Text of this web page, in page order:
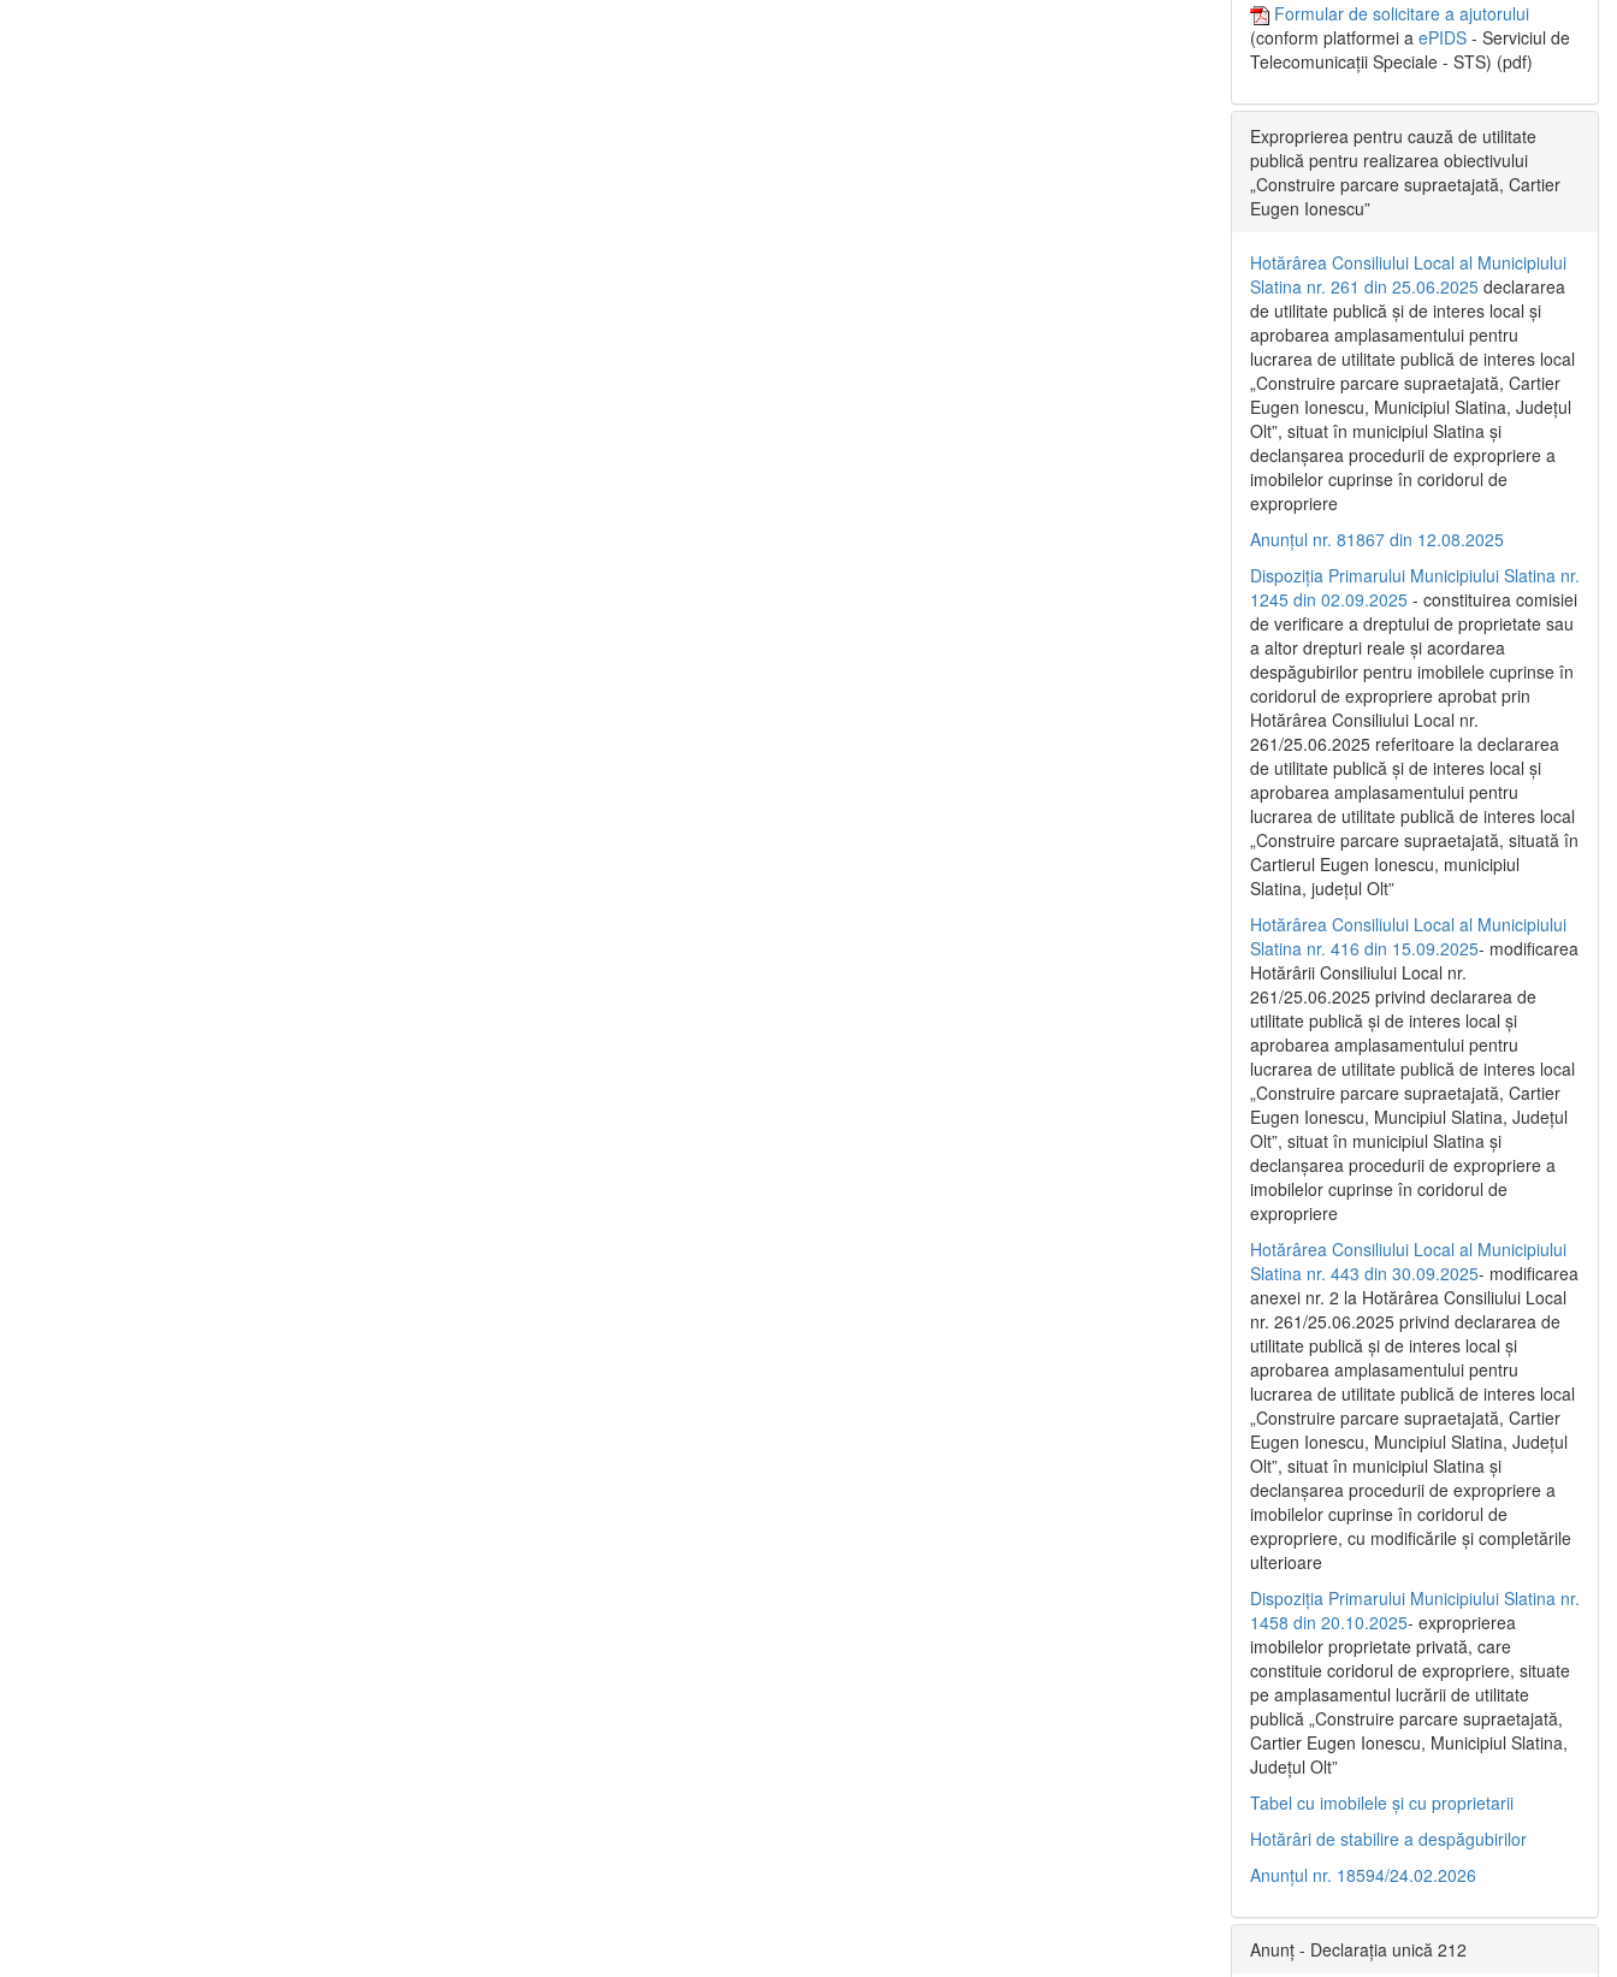
Formular de solicitare a ajutorului
(conform platformei a ePIDS - Serviciul de
Telecomunicații Speciale - STS) (pdf)
Exproprierea pentru cauză de utilitate
publică pentru realizarea obiectivului
„Construire parcare supraetajată, Cartier
Eugen Ionescu”
Hotărârea Consiliului Local al Municipiului
Slatina nr. 261 din 25.06.2025 declararea
de utilitate publică și de interes local și
aprobarea amplasamentului pentru
lucrarea de utilitate publică de interes local
„Construire parcare supraetajată, Cartier
Eugen Ionescu, Municipiul Slatina, Județul
Olt”, situat în municipiul Slatina și
declanșarea procedurii de expropriere a
imobilelor cuprinse în coridorul de
expropriere
Anunțul nr. 81867 din 12.08.2025
Dispoziția Primarului Municipiului Slatina nr.
1245 din 02.09.2025 - constituirea comisiei
de verificare a dreptului de proprietate sau
a altor drepturi reale și acordarea
despăgubirilor pentru imobilele cuprinse în
coridorul de expropriere aprobat prin
Hotărârea Consiliului Local nr.
261/25.06.2025 referitoare la declararea
de utilitate publică și de interes local și
aprobarea amplasamentului pentru
lucrarea de utilitate publică de interes local
„Construire parcare supraetajată, situată în
Cartierul Eugen Ionescu, municipiul
Slatina, județul Olt”
Hotărârea Consiliului Local al Municipiului
Slatina nr. 416 din 15.09.2025- modificarea
Hotărârii Consiliului Local nr.
261/25.06.2025 privind declararea de
utilitate publică și de interes local și
aprobarea amplasamentului pentru
lucrarea de utilitate publică de interes local
„Construire parcare supraetajată, Cartier
Eugen Ionescu, Muncipiul Slatina, Județul
Olt”, situat în municipiul Slatina și
declanșarea procedurii de expropriere a
imobilelor cuprinse în coridorul de
expropriere
Hotărârea Consiliului Local al Municipiului
Slatina nr. 443 din 30.09.2025- modificarea
anexei nr. 2 la Hotărârea Consiliului Local
nr. 261/25.06.2025 privind declararea de
utilitate publică şi de interes local şi
aprobarea amplasamentului pentru
lucrarea de utilitate publică de interes local
„Construire parcare supraetajată, Cartier
Eugen Ionescu, Muncipiul Slatina, Judeţul
Olt”, situat în municipiul Slatina şi
declanşarea procedurii de expropriere a
imobilelor cuprinse în coridorul de
expropriere, cu modificările şi completările
ulterioare
Dispoziția Primarului Municipiului Slatina nr.
1458 din 20.10.2025- exproprierea
imobilelor proprietate privată, care
constituie coridorul de expropriere, situate
pe amplasamentul lucrării de utilitate
publică „Construire parcare supraetajată,
Cartier Eugen Ionescu, Municipiul Slatina,
Județul Olt”
Tabel cu imobilele și cu proprietarii
Hotărâri de stabilire a despăgubirilor
Anunțul nr. 18594/24.02.2026
Anunț - Declarația unică 212